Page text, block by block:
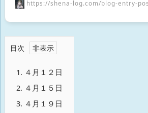
https://shena-log.com/blog-entry-
目次
1. ４月１２日
2. ４月１５日
3. ４月１９日